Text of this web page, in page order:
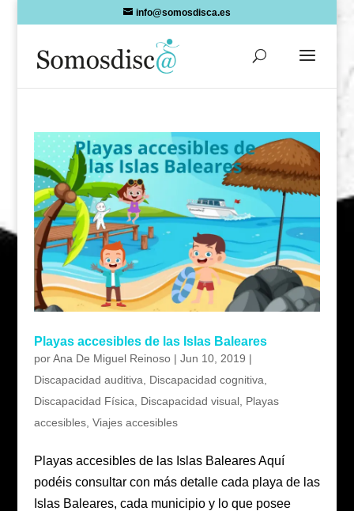
info@somosdisca.es
Playas accesibles de las Islas Baleares
porAna De Miguel Reinoso| Jun 10, 2019 |
Discapacidad auditiva
Discapacidad cognitiva
Discapacidad Física
Discapacidad visual, Playas
accesibles, Viajes accesibles
Playas accesibles de las Islas Baleares Aquí
podéis consultar con más detalle cada playa de las
Islas Baleares, cada municipio y lo que posee